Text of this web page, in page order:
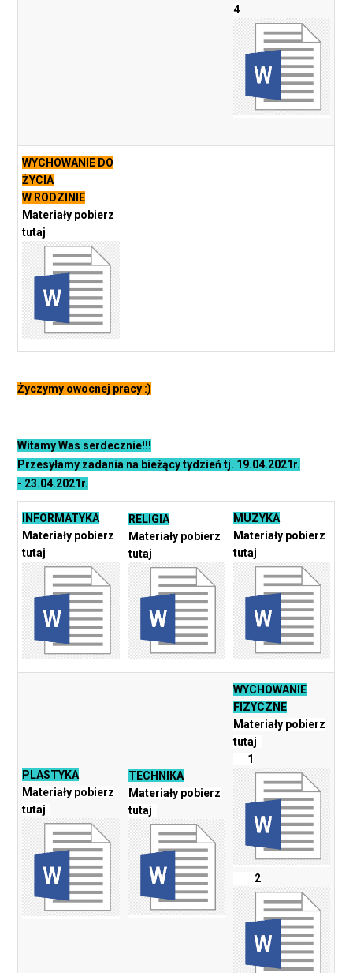
4
WYCHOWANIE DO
ŻYCIA
W RODZINIE
Materiały pobierz
tutaj
Życzymy owocnej pracy :)
Witamy Was serdecznie!!!
Przesyłamy zadania na bieżący tydzień tj. 19.04.2021r.
- 23.04.2021r.
INFORMATYKA
Materiały pobierz
tutaj
RELIGIA
Materiały pobierz
tutaj
MUZYKA
Materiały pobierz
tutaj
PLASTYKA
Materiały pobierz
tutaj
TECHNIKA
Materiały pobierz
tutaj
WYCHOWANIE
FIZYCZNE
Materiały pobierz
tutaj
1
2